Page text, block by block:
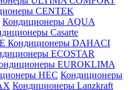
CENTEK
Кондиционеры AQUA
Casarte
Кондиционеры DAHACI
ECOSTAR
EUROKLIMA
HEC Кондиционеры
Кондиционеры Lanzkraft